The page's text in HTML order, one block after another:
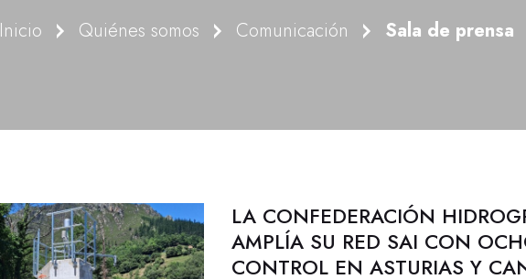
Inicio Quiénes somos Comunicación Sala de prensa
LA CONFEDERACIÓN
AMPLÍA SU RED SAI CON
CONTROL EN ASTURIAS Y